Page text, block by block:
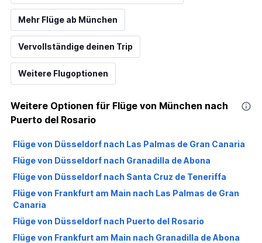
Mehr Flüge ab München
Vervollständige deinen Trip
Weitere Flugoptionen
Weitere Optionen für Flüge von München nach
Puerto del Rosario
Flüge von Düsseldorf nach Las Palmas de Gran Canaria
Flüge von Düsseldorf nach Granadilla de Abona
Flüge von Düsseldorf nach Santa Cruz de Teneriffa
Flüge von Frankfurt am Main nach Las Palmas de Gran
Canaria
Flüge von Düsseldorf nach Puerto del Rosario
Flüge von Frankfurt am Main nach Granadilla de Abona